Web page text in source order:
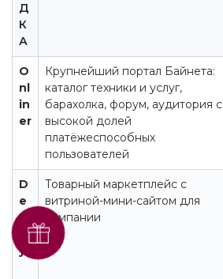
Д
К
А
O
nl
in
er
Крупнейший портал Байнета:
каталог техники и услуг,
барахолка, форум, аудитория с
высокой долей
платёжеспособных
пользователей
D
e
al
.b
y
Товарный маркетплейс с
витриной-мини-сайтом для
компании